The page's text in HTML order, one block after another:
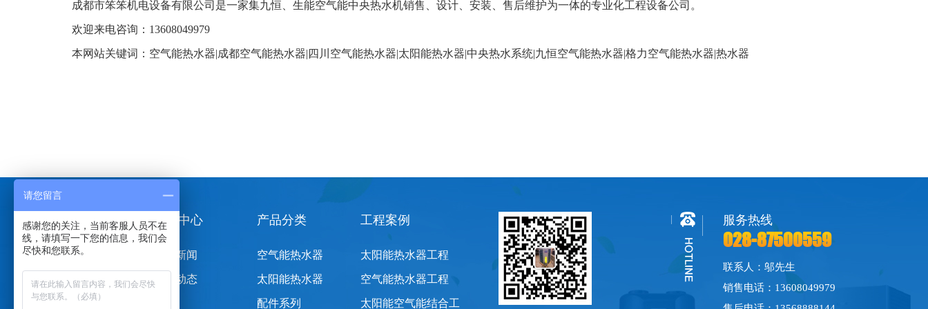
成都市笨笨机电设备有限公司是一家集九恒、生能空气能中央热水机销售、设计、安装、售后维护为一体的专业化工程设备公司。
欢迎来电咨询：13608049979
本网站关键词： 空气能热水器|成都空气能热水器| 四川空气能热水器|太阳能热水器|中央热水系统|九恒空气能热水器|格力空气能热水器|热水器
关于笨笨机电
公司简介
企业资质
新闻中心
公司新闻
行业动态
产品分类
空气能热水器
太阳能热水器
配件系列
工程案例
太阳能热水器工程
空气能热水器工程
太阳能空气能结合工
服务热线
028-87500559
联系人：邬先生
销售电话：13608049979
请您留言
感谢您的关注，当前客服人员不在
线，请填写一下您的信息，我们会
尽快和您联系。